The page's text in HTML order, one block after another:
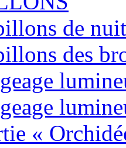
de nuit
des
«